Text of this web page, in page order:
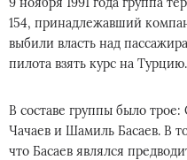
154, принадлежавший
выбили власть над
пилота взять курс на Турцию.
В составе группы было
Чачаев и Шамиль Басаев. В
что Басаев являлся